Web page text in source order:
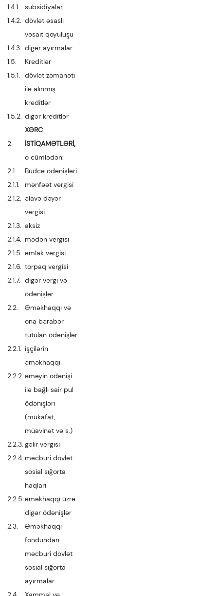
1.4.1.
subsidiyalar
1.4.2. dövlət əsaslı
vəsait qoyuluşu
1.4.3. digər ayırmalar
1.5.
Kreditlər
1.5.1.
dövlət zəmanəti
ilə alınmış
kreditlər
1.5.2. digər kreditlər
2.
XƏRC
İSTİQAMƏTLƏRİ,
o cümlədən:
2.1.
Büdcə ödənişləri
2.1.1.
mənfəət vergisi
2.1.2. əlavə dəyər
vergisi
2.1.3. aksiz
2.1.4. mədən vergisi
2.1.5. əmlak vergisi
2.1.6. torpaq vergisi
2.1.7. digər vergi və
ödənişlər
2.2.
Əməkhaqqı və
ona bərabər
tutulan ödənişlər
2.2.1. işçilərin
əməkhaqqı
2.2.2. əməyin ödənişi
ilə bağlı sair pul
ödənişləri
(mükafat,
müavinət və s.)
2.2.3. gəlir vergisi
2.2.4. məcburi dövlət
sosial sığorta
haqları
2.2.5.əməkhaqqı üzrə
digər ödənişlər
2.3.
Əməkhaqqı
fondundan
məcburi dövlət
sosial sığorta
ayırmalar